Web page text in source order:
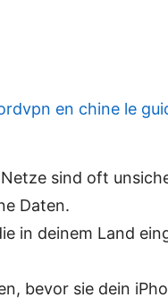
en chine le
sind oft
Daten.
in deinem Land
bevor sie dein